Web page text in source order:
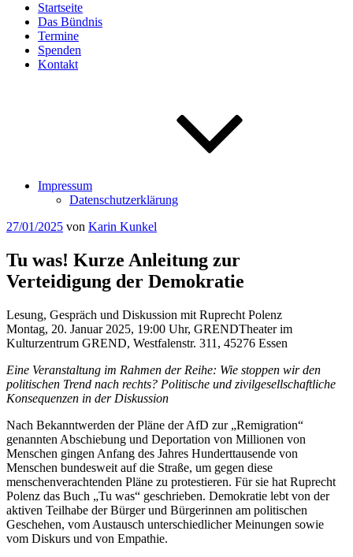
Startseite
Das Bündnis
Termine
Spenden
Kontakt
Impressum
Datenschutzerklärung
Veröffentlicht
27/01/2025 von Karin Kunkel
Tu was! Kurze Anleitung zur
Verteidigung der Demokratie
Lesung, Gespräch und Diskussion mit Ruprecht Polenz
Montag, 20. Januar 2025, 19:00 Uhr, GRENDTheater im
Kulturzentrum GREND, Westfalenstr. 311, 45276 Essen
Eine Veranstaltung im Rahmen der Reihe: Wie stoppen wir den
politischen Trend nach rechts? Politische und zivilgesellschaftliche
Konsequenzen in der Diskussion
Nach Bekanntwerden der Pläne der AfD zur „Remigration“
genannten Abschiebung und Deportation von Millionen von
Menschen gingen Anfang des Jahres Hunderttausende von
Menschen bundesweit auf die Straße, um gegen diese
menschenverachtenden Pläne zu protestieren. Für sie hat Ruprecht
Polenz das Buch „Tu was“ geschrieben. Demokratie lebt von der
aktiven Teilhabe der Bürger und Bürgerinnen am politischen
Geschehen, vom Austausch unterschiedlicher Meinungen sowie
vom Diskurs und von Empathie.